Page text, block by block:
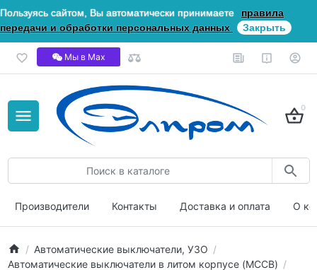
Пользуясь сайтом, Вы автоматически принимаете
правила
передачи и обработки персональных данных
Закрыть
Мы в Мах
0
Производители Контакты Доставка и оплата О
Автоматические выключатели, УЗО
Автоматические выключатели в литом корпусе (MCCB)